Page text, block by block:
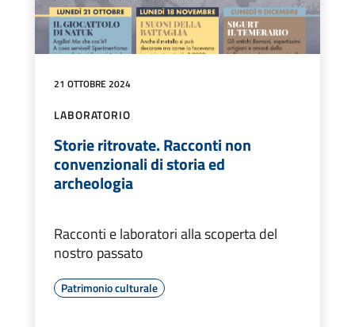
21 OTTOBRE 2024
LABORATORIO
Storie ritrovate. Racconti non
convenzionali di storia ed
archeologia
Racconti e laboratori alla scoperta del
nostro passato
Patrimonio culturale